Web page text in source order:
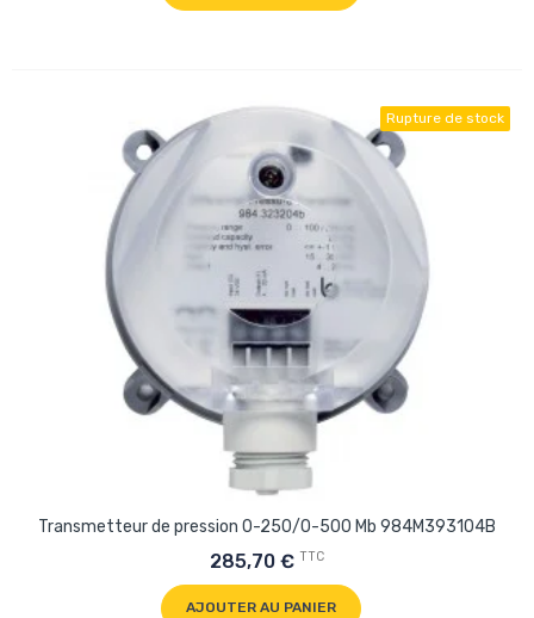
Rupture de stock
Transmetteur de pression 0-250/0-500 Mb 984M393104B
285,70 € TTC
AJOUTER AU PANIER